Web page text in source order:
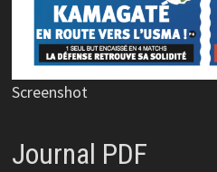
Screenshot
Journal PDF